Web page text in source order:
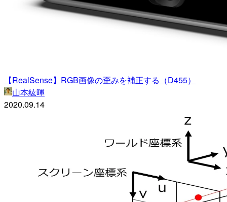
【RealSense】RGB画像の歪みを補正する（D455）
山本紘暉
2020.09.14